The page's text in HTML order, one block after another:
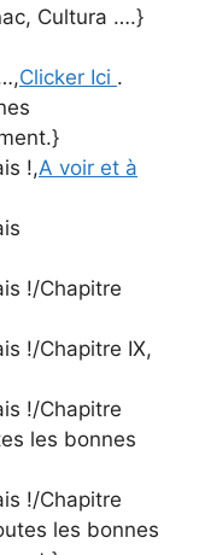
Cultura ….}
Clicker Ici .
!,A voir et à
!/Chapitre
!/Chapitre IX,
!/Chapitre
les bonnes
!/Chapitre
les bonnes